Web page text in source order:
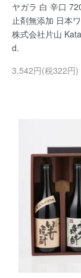
ヤガラ 白 辛口
止剤無添加 日本
株式会社片山
d.
3,542円(税322円)